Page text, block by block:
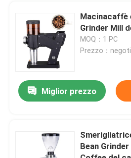
Controllo di qualità
Contattici
Casi
Burr Coffee Grinder
Grinder Mill
MOQ：1 PC
Prezzo：
Miglior prezzo
Bean